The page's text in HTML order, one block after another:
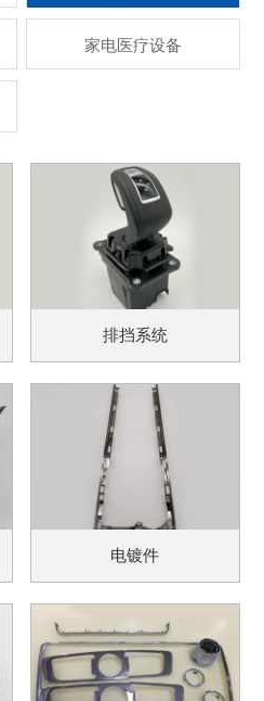
家电医疗设备
排挡系统
电镀件